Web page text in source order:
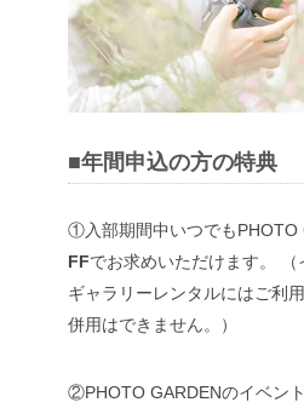
■年間申込の方の特典
①入部期間中いつでもPHOTO
FFでお求めいただけます。 （
ギャラリーレンタルにはご利
併用はできません。）
②PHOTO GARDENのイベン